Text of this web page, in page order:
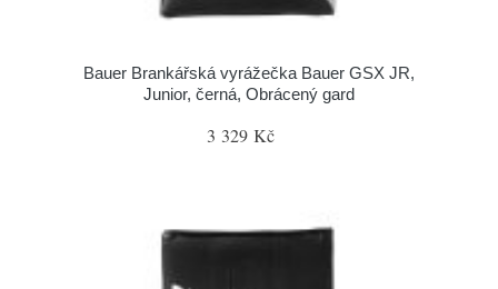
Bauer Brankářská vyrážečka Bauer GSX JR,
Junior, černá, Obrácený gard
3 329 Kč